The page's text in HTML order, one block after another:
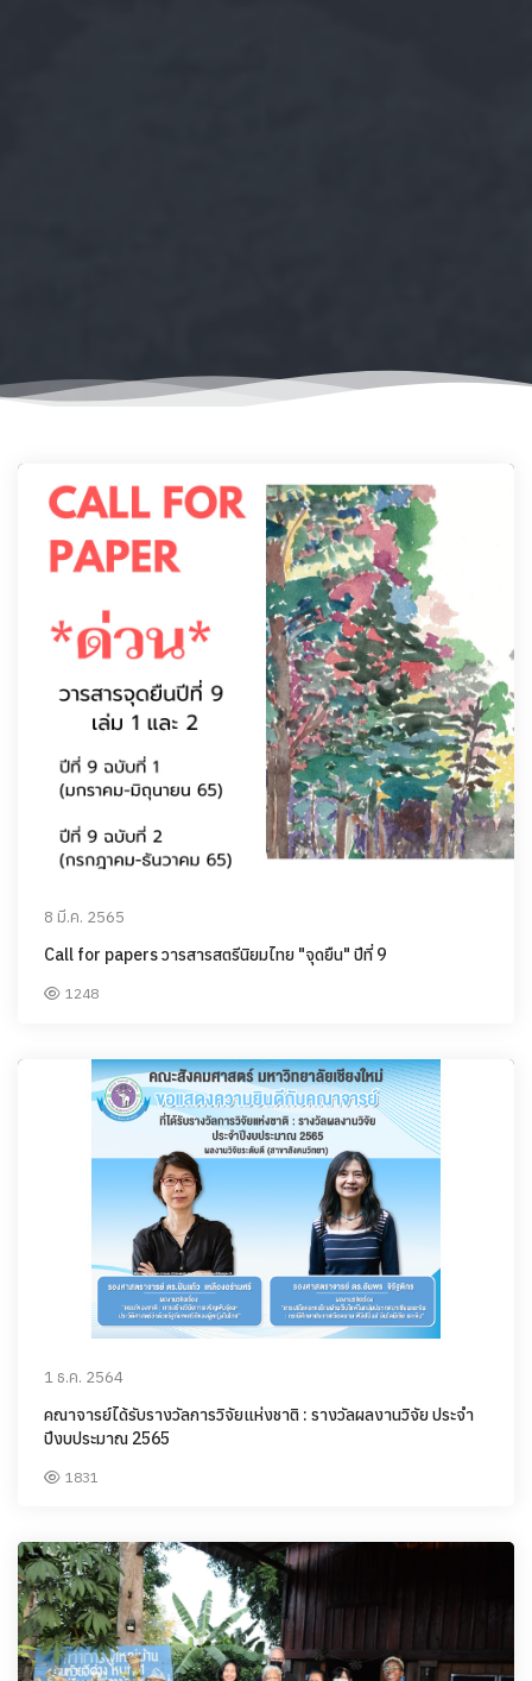
8 มี.ค. 2565
Call for papers วารสารสตรีนิยมไทย "จุดยืน" ปีที่ 9
1248
1 ธ.ค. 2564
คณาจารย์ได้รับรางวัลการวิจัยแห่งชาติ : รางวัลผลงานวิจัย ประจำ
ปีงบประมาณ 2565
1831